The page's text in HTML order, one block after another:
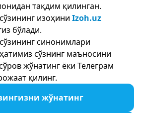
тақдим қилинган.
сўзининг изоҳини Izoh.uz
бўлади.
сўзининг синонимлари
сўзнинг маъносини
жўнатинг ёки Телеграм
қилинг.
жўнатинг